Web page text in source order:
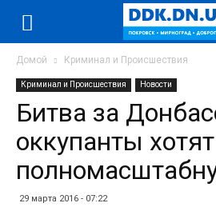
Домой Криминал и Происшествия
Криминал и Происшествия Новости
Битва за
оккупанты
29 марта 2016 - 07:22